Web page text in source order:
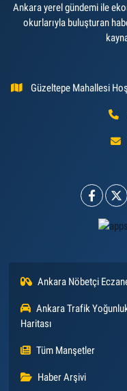
Ankara yerel gündemi ile
okurlarıyla buluşturan
Güzeltepe Mahallesi
Ankara Nöbetçi
Ankara Trafik
Haritası
Tüm Manşetler
Haber Arşivi